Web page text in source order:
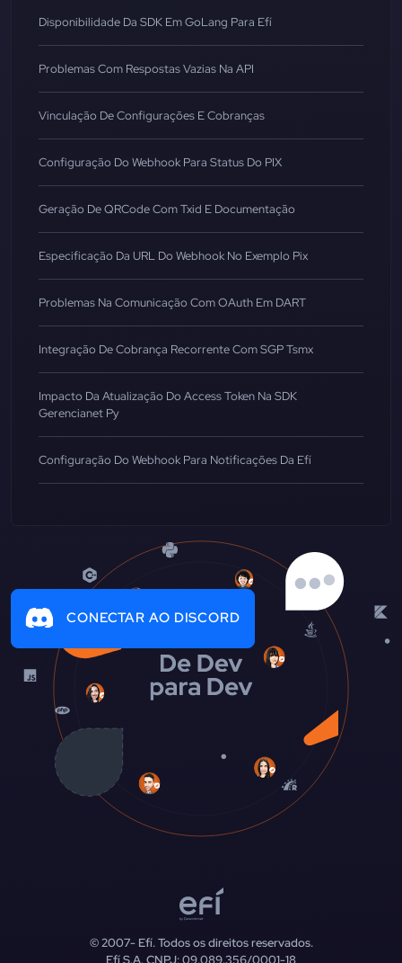
Disponibilidade Da SDK Em GoLang Para Efí
Problemas Com Respostas Vazias Na API
Vinculação De Configurações E Cobranças
Configuração Do Webhook Para Status Do PIX
Geração De QRCode Com Txid E Documentação
Especificação Da URL Do Webhook No Exemplo Pix
Problemas Na Comunicação Com OAuth Em DART
Integração De Cobrança Recorrente Com SGP Tsmx
Impacto Da Atualização Do Access Token Na SDK
Gerencianet Py
Configuração Do Webhook Para Notificações Da Efí
CONECTAR AO DISCORD
© 2007-Efí. Todos os direitos reservados.